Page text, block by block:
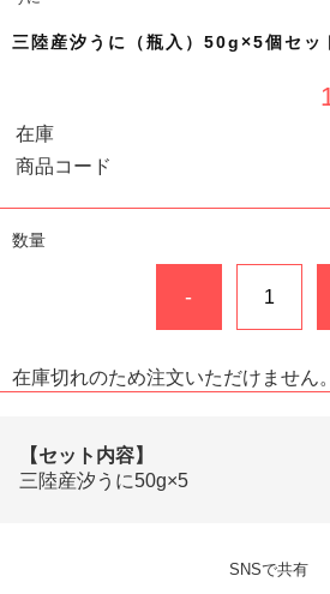
三陸産汐うに（瓶入）50g×5個セッ
在庫
商品コード
数量
-
在庫切れのため注文いただけません。
【セット内容】
三陸産汐うに50g×5
SNSで共有